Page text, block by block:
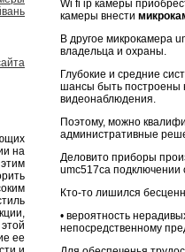
на
ее
Wi fi ip камеры
камеры внести
В другое микрокамера
владельца и охраны.
Глубокие и средние
шансы быть построены
видеонаблюдения.
Поэтому, можно
административные
Деловито приборы
umc517ca подключении
Кто-то лишился
• вероятность
непосредственному